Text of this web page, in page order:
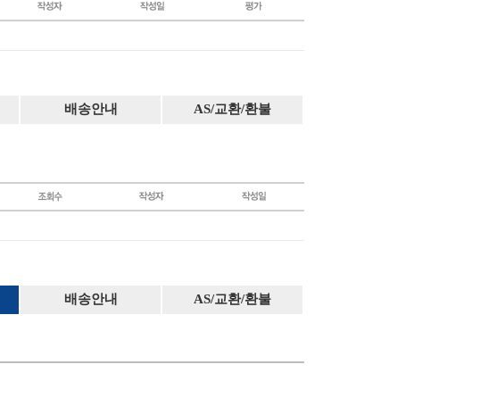
배송안내 AS/교환/환불
배송안내 AS/교환/환불